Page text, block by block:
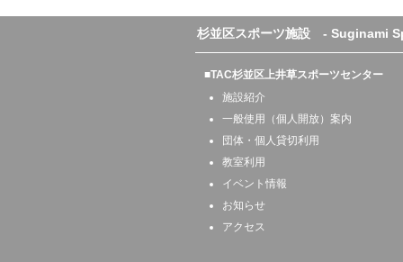
杉並区スポーツ施設 - Suginami
■TAC杉並区上井草スポーツセンター
施設紹介
一般使用（個人開放）案内
団体・個人貸切利用
教室利用
イベント情報
お知らせ
アクセス